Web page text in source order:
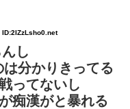
し
分かりきってる
ってないし
痴漢がと暴れる